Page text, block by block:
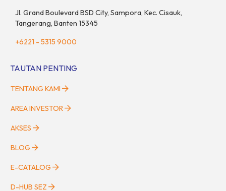
Jl. Grand Boulevard BSD City, Sampora, Kec. Cisauk,
Tangerang, Banten 15345
+6221 - 5315 9000
TAUTAN PENTING
TENTANG KAMI
AREA INVESTOR
AKSES
BLOG
E-CATALOG
D-HUB SEZ